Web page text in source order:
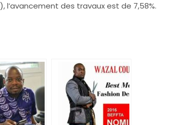
l’avancement des travaux est de 7,58%.